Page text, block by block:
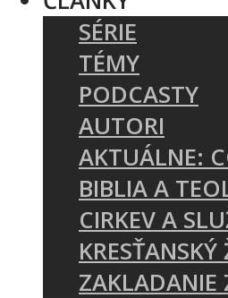
SÉRIE
TÉMY
PODCASTY
AUTORI
AKTUÁLNE:
BIBLIA A
CIRKEV A
ZAKLADANIE